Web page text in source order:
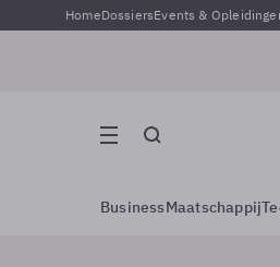
HomeDossiersEvents &
BusinessMaatschappij